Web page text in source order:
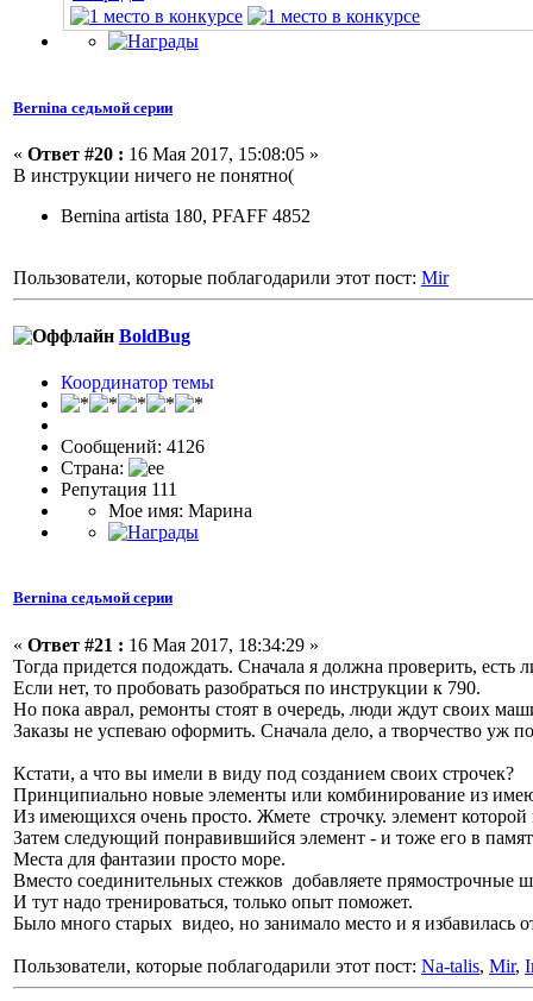
Bernina седьмой серии
« Ответ #20 : 16 Мая 2017, 15:08:05 »
В инструкции ничего не понятно(
Bernina artista 180, PFAFF 4852
Пользователи, которые поблагодарили этот пост: Mir
BoldBug
Координатор темы
Сообщений: 4126
Страна:
Репутация 111
Мое имя: Марина
Bernina седьмой серии
« Ответ #21 : 16 Мая 2017, 18:34:29 »
Тогда придется подождать. Сначала я должна проверить, есть
Если нет, то пробовать разобраться по инструкции к 790.
Но пока аврал, ремонты стоят в очередь, люди ждут своих
Заказы не успеваю оформить. Сначала дело, а творчество уж
Кстати, а что вы имели в виду под созданием своих строчек?
Принципиально новые элементы или комбинирование из
Из имеющихся очень просто. Жмете строчку. элемент которой
Затем следующий понравившийся элемент - и тоже его в
Места для фантазии просто море.
Вместо соединительных стежков добавляете прямострочные
И тут надо тренироваться, только опыт поможет.
Было много старых видео, но занимало место и я избавилась
Пользователи, которые поблагодарили этот пост: Na-talis, Mir,